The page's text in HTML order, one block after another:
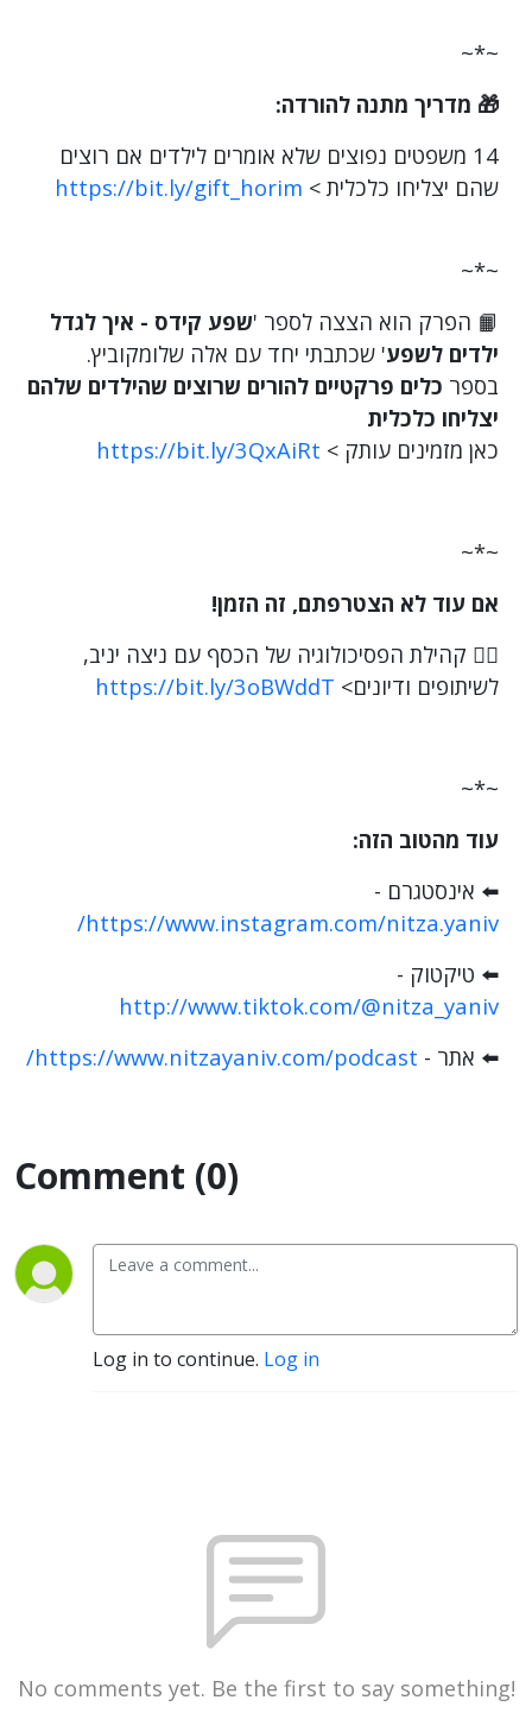
~*~
🎁 מדריך מתנה להורדה:
14 משפטים נפוצים שלא אומרים לילדים אם רוצים
שהם יצליחו כלכלית > https://bit.ly/gift_horim
~*~
📙 הפרק הוא הצצה לספר 'שפע קידס - איך לגדל
ילדים לשפע' שכתבתי יחד עם אלה שלומקוביץ.
בספר כלים פרקטיים להורים שרוצים שהילדים שלהם
יצליחו כלכלית
כאן מזמינים עותק > https://bit.ly/3QxAiRt
~*~
אם עוד לא הצטרפתם, זה הזמן!
👈🏾 קהילת הפסיכולוגיה של הכסף עם ניצה יניב,
לשיתופים ודיונים> ‎ https://bit.ly/3oBWddT
~*~
עוד מהטוב הזה:
⬅️ אינסטגרם -
https://www.instagram.com/nitza.yaniv/
⬅️ טיקטוק -
http://www.tiktok.com/@nitza_yaniv
⬅️ אתר - ‎ https://www.nitzayaniv.com/podcast/
Comment (0)
Log in to continue. Log in
No comments yet. Be the first to say something!